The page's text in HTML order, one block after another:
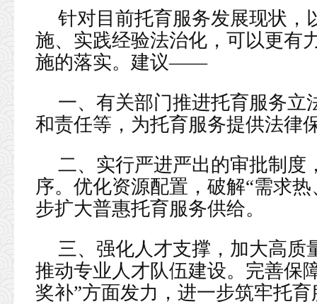
针对目前托育服务发展现状，
施、实践经验法治化，可以更有
施的落实。建议——
一、有关部门推进托育服务立
和责任等，为托育服务提供法律
二、实行严进严出的审批制度
序。优化资源配置，破解“需求
步扩大普惠托育服务供给。
三、强化人才支撑，加大高质
推动专业人才队伍建设。完善保
奖补”方面发力，进一步筑牢托